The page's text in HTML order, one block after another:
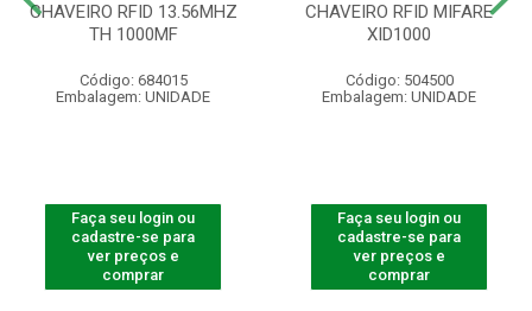
CHAVEIRO RFID 13.56MHZ
TH 1000MF
Código: 684015
Embalagem: UNIDADE
Faça seu login ou
cadastre-se para
ver preços e
comprar
CHAVEIRO RFID MIFARE
XID1000
Código: 504500
Embalagem: UNIDADE
Faça seu login ou
cadastre-se para
ver preços e
comprar